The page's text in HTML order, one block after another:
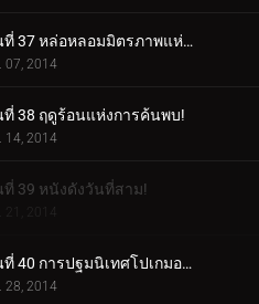
ตอนที่ 37 หล่อหลอมมิตรภาพแห่งป่า!
07, 2014
ที่ 38 ฤดูร้อนแห่งการค้นพบ!
14, 2014
ที่ 39 หนังดังวันที่สาม!
21, 2014
ตอนที่ 40 การปฐมนิเทศโปเกมอนที่เต็มไปด้วยหมอก!
28, 2014